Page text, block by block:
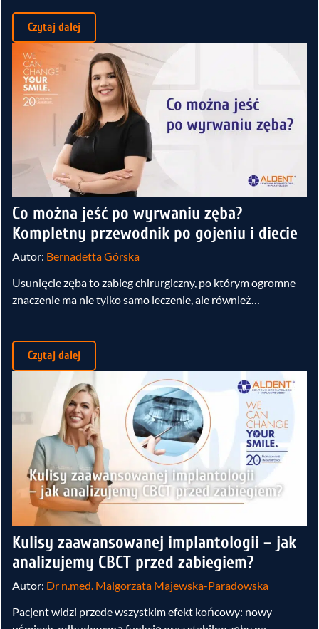
Czytaj dalej
Co można jeść po wyrwaniu zęba?
Kompletny przewodnik po gojeniu i diecie
Autor: Bernadetta Górska
Usunięcie zęba to zabieg chirurgiczny, po którym ogromne
znaczenie ma nie tylko samo leczenie, ale również…
Czytaj dalej
Kulisy zaawansowanej implantologii – jak
analizujemy CBCT przed zabiegiem?
Autor: Dr n.med. Malgorzata Majewska-Paradowska
Pacjent widzi przede wszystkim efekt końcowy: nowy